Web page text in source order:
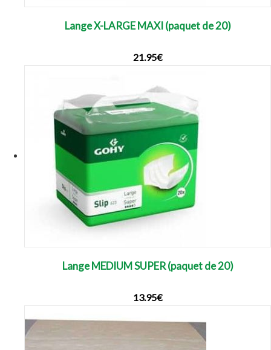
Lange X-LARGE MAXI (paquet de 20)
21.95€
Lange MEDIUM SUPER (paquet de 20)
13.95€